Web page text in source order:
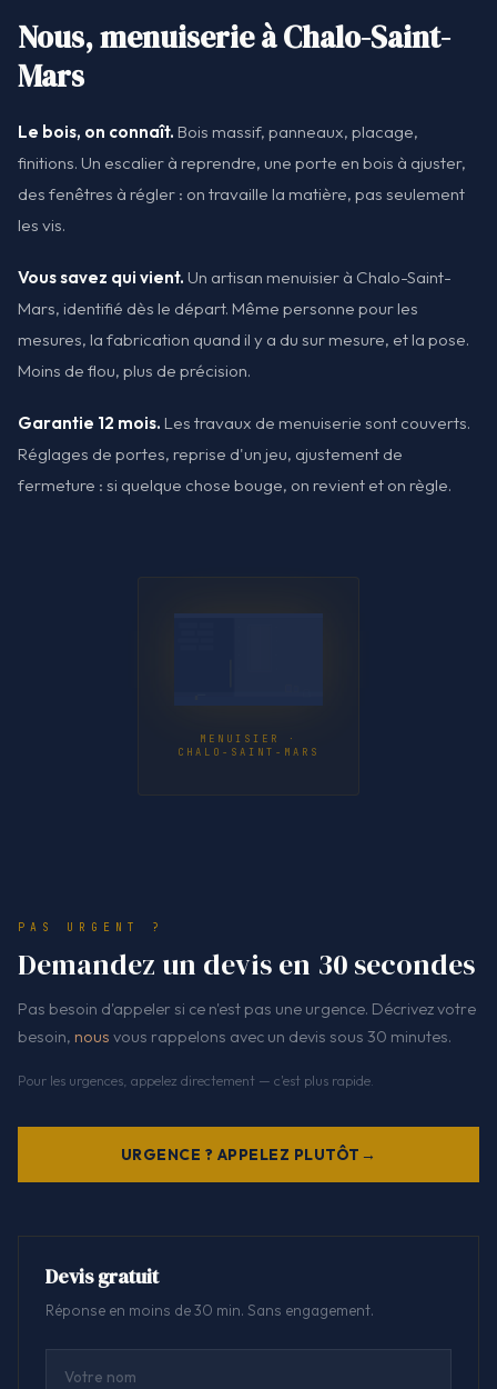
Nous, menuiserie à Chalo-Saint-
Mars
Le bois, on connaît. Bois massif, panneaux, placage,
finitions. Un escalier à reprendre, une porte en bois à ajuster,
des fenêtres à régler : on travaille la matière, pas seulement
les vis.
Vous savez qui vient. Un artisan menuisier à Chalo-Saint-
Mars, identifié dès le départ. Même personne pour les
mesures, la fabrication quand il y a du sur mesure, et la pose.
Moins de flou, plus de précision.
Garantie 12 mois. Les travaux de menuiserie sont couverts.
Réglages de portes, reprise d'un jeu, ajustement de
fermeture : si quelque chose bouge, on revient et on règle.
MENUISIER ·
CHALO-SAINT-MARS
PAS URGENT ?
Demandez un devis en 30 secondes
Pas besoin d'appeler si ce n'est pas une urgence. Décrivez votre
besoin, nous vous rappelons avec un devis sous 30 minutes.
Pour les urgences, appelez directement — c'est plus rapide.
URGENCE ? APPELEZ PLUTÔT
Devis gratuit
Réponse en moins de 30 min. Sans engagement.